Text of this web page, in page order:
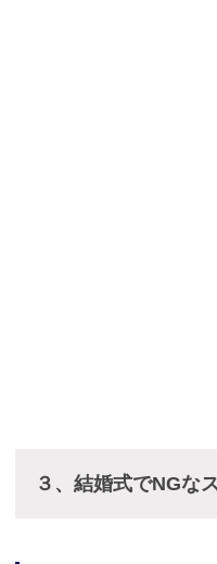
３、結婚式でNGな